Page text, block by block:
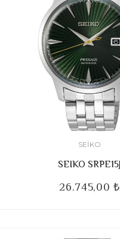
SEIKO
SEIKO SRPE15J
26.745,00 ₺